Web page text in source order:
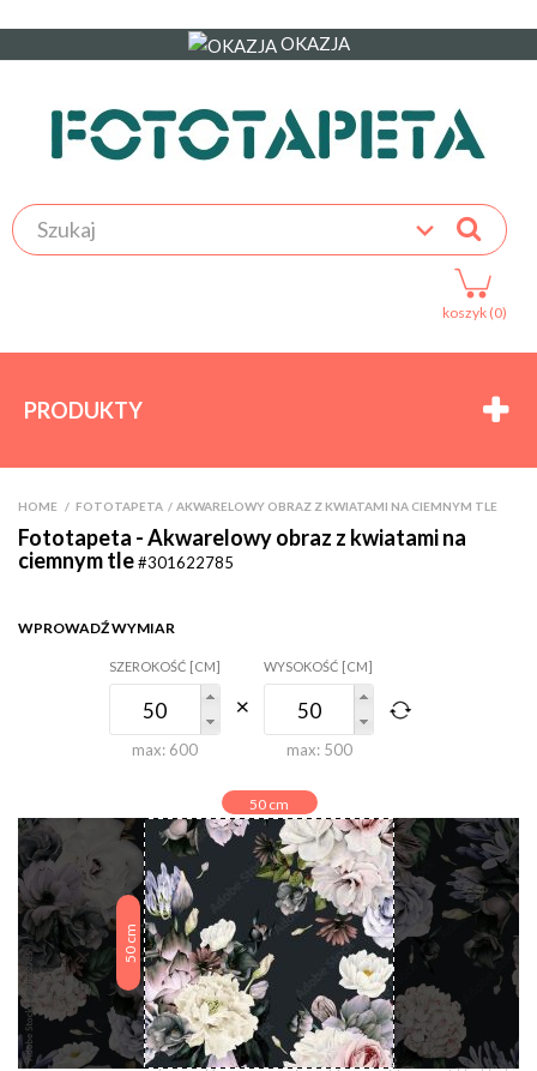
OKAZJA
koszyk (0)
PRODUKTY
HOME FOTOTAPETA >AKWARELOWY OBRAZ Z KWIATAMI NA CIEMNYM TLE
Fototapeta - Akwarelowy obraz z kwiatami na
ciemnym tle#301622785
50 cm
50
cm
WPROWADŹ WYMIAR
SZEROKOŚĆ [CM]
max: 600
WYSOKOŚĆ [CM]
max: 500